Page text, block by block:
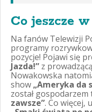
Co jeszcze
Na fanów Telewizji
programy
pozycje! Pojawi się
Jazda!” z
Nowakowska
show „Ameryka da
został
zawsze”. Co więcej,